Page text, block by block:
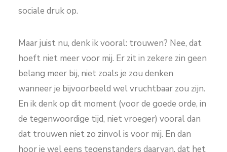
sociale druk op.
Maar juist nu, denk ik vooral: trouwen? Nee, dat
hoeft niet meer voor mij. Er zit in zekere zin geen
belang meer bij, niet zoals je zou denken
wanneer je bijvoorbeeld wel vruchtbaar zou zijn.
En ik denk op dit moment (voor de goede orde, in
de tegenwoordige tijd, niet vroeger) vooral dan
dat trouwen niet zo zinvol is voor mij. En dan
hoor je wel eens tegenstanders daarvan, dat het